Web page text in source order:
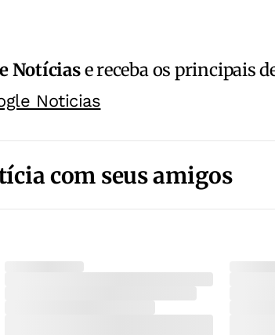
Notíciase receba os principais
Noticias
com seus amigos